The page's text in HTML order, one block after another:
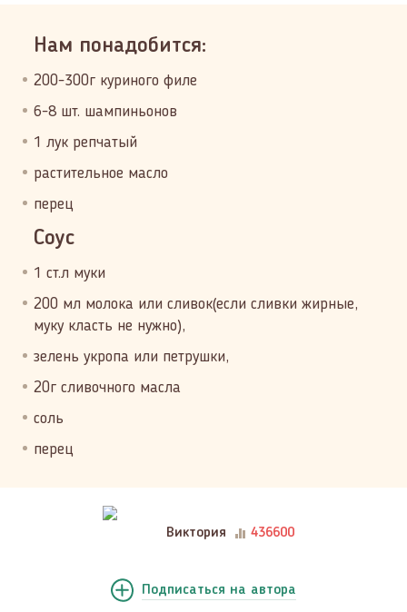
Нам понадобится:
200-300г куриного филе
6-8 шт. шампиньонов
1 лук репчатый
растительное масло
перец
Соус
1 ст.л муки
200 мл молока или сливок(если сливки жирные,
муку класть не нужно),
зелень укропа или петрушки,
20г сливочного масла
соль
перец
Виктория 436600
Подписаться на автора